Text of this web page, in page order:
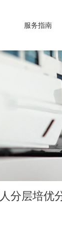
服务指南
分层培优